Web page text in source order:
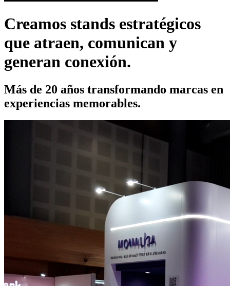
Creamos stands estratégicos
que atraen, comunican y
generan conexión.
Más de 20 años transformando marcas en
experiencias memorables.